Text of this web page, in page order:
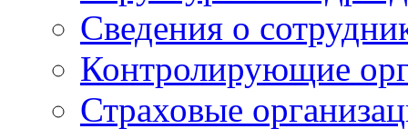
Сведения о
Контролирующие
Страховые